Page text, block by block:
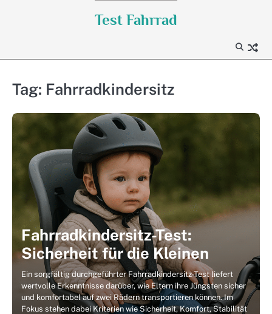
Test Fahrrad
Tag: Fahrradkindersitz
Fahrradkindersitz-Test:
Sicherheit für die Kleinen
Ein sorgfältig durchgeführter Fahrradkindersitz-Test liefert
wertvolle Erkenntnisse darüber, wie Eltern ihre Jüngsten sicher
und komfortabel auf zwei Rädern transportieren können. Im
Fokus stehen dabei Kriterien wie Sicherheit, Komfort, Stabilität